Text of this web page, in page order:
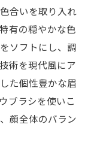
合いを取り入れ
有の穏やかな色
ソフトにし、調
術を現代風にア
た個性豊かな眉
ブラシを使いこ
顔全体のバラン